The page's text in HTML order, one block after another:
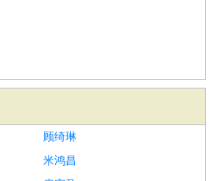
顾绮琳
米鸿昌